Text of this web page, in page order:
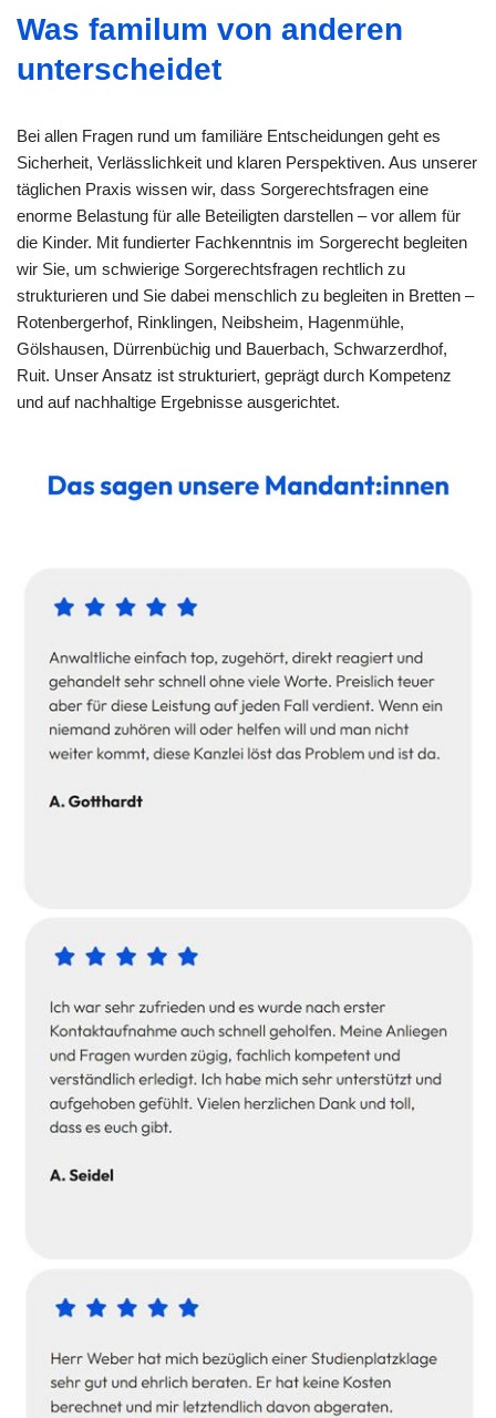
Was familum von anderen
unterscheidet
Bei allen Fragen rund um familiäre Entscheidungen geht es
Sicherheit, Verlässlichkeit und klaren Perspektiven. Aus unserer
täglichen Praxis wissen wir, dass Sorgerechtsfragen eine
enorme Belastung für alle Beteiligten darstellen – vor allem für
die Kinder. Mit fundierter Fachkenntnis im Sorgerecht begleiten
wir Sie, um schwierige Sorgerechtsfragen rechtlich zu
strukturieren und Sie dabei menschlich zu begleiten in Bretten –
Rotenbergerhof, Rinklingen, Neibsheim, Hagenmühle,
Gölshausen, Dürrenbüchig und Bauerbach, Schwarzerdhof,
Ruit. Unser Ansatz ist strukturiert, geprägt durch Kompetenz
und auf nachhaltige Ergebnisse ausgerichtet.